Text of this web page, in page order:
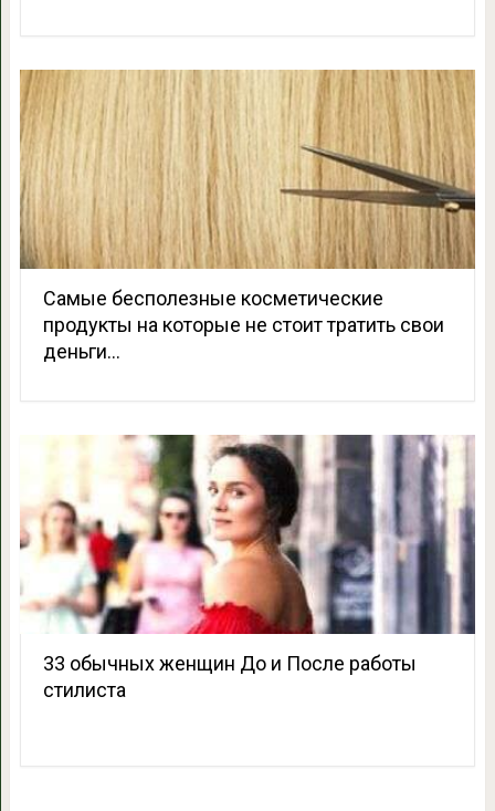
Самые бесполезные косметические
продукты на которые не стоит тратить свои
деньги…
33 обычных женщин До и После работы
стилиста